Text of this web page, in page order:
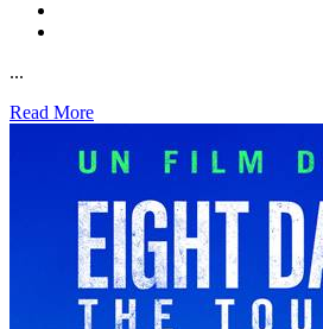
...
Read More